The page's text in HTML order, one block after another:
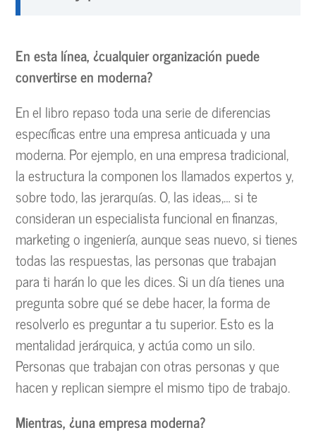
En esta línea, ¿cualquier organización puede
convertirse en moderna?
En el libro repaso toda una serie de diferencias
específicas entre una empresa anticuada y una
moderna. Por ejemplo, en una empresa tradicional,
la estructura la componen los llamados expertos y,
sobre todo, las jerarquías. O, las ideas,… si te
consideran un especialista funcional en finanzas,
marketing o ingeniería, aunque seas nuevo, si tienes
todas las respuestas, las personas que trabajan
para ti harán lo que les dices. Si un día tienes una
pregunta sobre qué se debe hacer, la forma de
resolverlo es preguntar a tu superior. Esto es la
mentalidad jerárquica, y actúa como un silo.
Personas que trabajan con otras personas y que
hacen y replican siempre el mismo tipo de trabajo.
Mientras, ¿una empresa moderna?